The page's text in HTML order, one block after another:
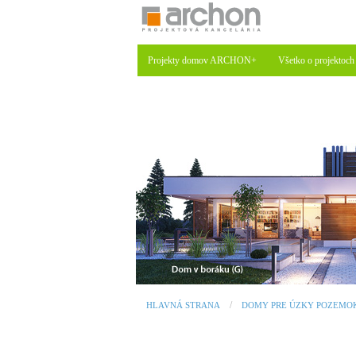
Projekty domov ARCHON+ Všetko o projektoch
HLAVNÁ STRANA DOMY PRE ÚZKY